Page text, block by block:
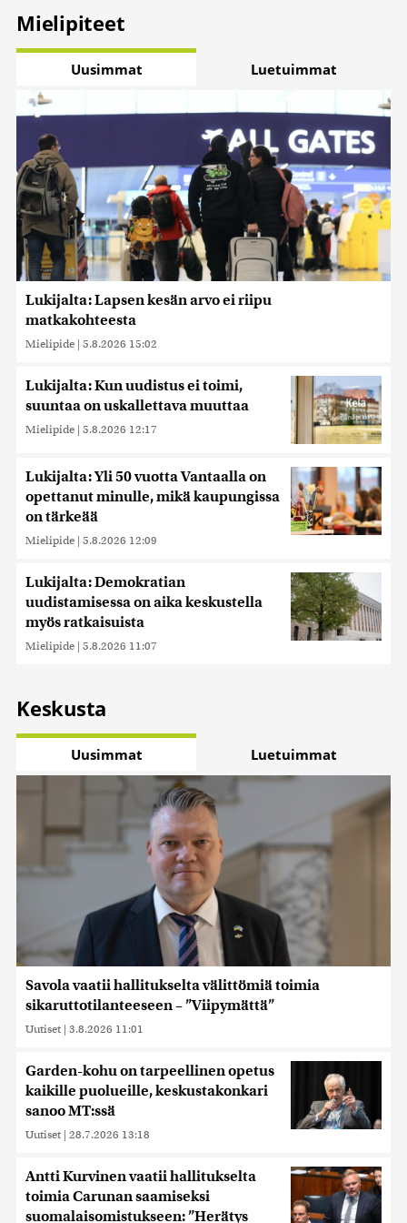
Mielipiteet
Uusimmat Luetuimmat
Lukijalta: Lapsen kesän arvo ei riipu
matkakohteesta
Mielipide | 5.8.2026 15:02
Lukijalta: Kun uudistus ei toimi,
suuntaa on uskallettava muuttaa
Mielipide | 5.8.2026 12:17
Lukijalta: Yli 50 vuotta Vantaalla on
opettanut minulle, mikä kaupungissa
on tärkeää
Mielipide | 5.8.2026 12:09
Lukijalta: Demokratian
uudistamisessa on aika keskustella
myös ratkaisuista
Mielipide | 5.8.2026 11:07
Keskusta
Uusimmat Luetuimmat
Savola vaatii hallitukselta välittömiä toimia
sikaruttotilanteeseen – ”Viipymättä”
Uutiset | 3.8.2026 11:01
Garden-kohu on tarpeellinen opetus
kaikille puolueille, keskustakonkari
sanoo MT:ssä
Uutiset | 28.7.2026 13:18
Antti Kurvinen vaatii hallitukselta
toimia Carunan saamiseksi
suomalaisomistukseen: ”Herätys